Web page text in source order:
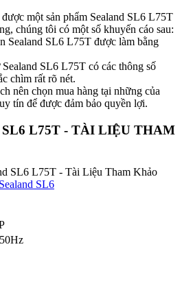
một sản phẩm Sealand SL6 L75T
chúng tôi có một số khuyến cáo sau:
Sealand SL6 L75T được làm bằng
SL6 L75T có các thông số
chìm rất rõ nét.
nên chọn mua hàng tại những của
tín để được đảm bảo quyền lợi.
L75T - TÀI LIỆU THAM
SL6